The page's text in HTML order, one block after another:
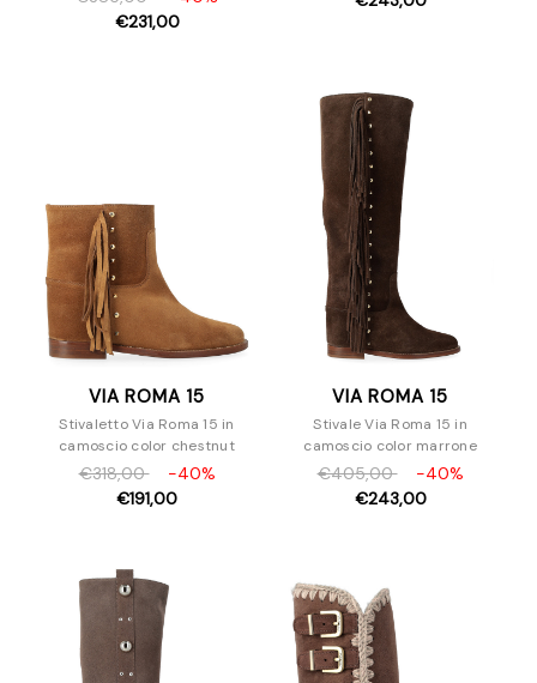
€231,00
VIA ROMA 15
Stivaletto Via Roma 15 in
camoscio color chestnut
€318,00
-40%
€191,00
VIA ROMA 15
Stivale Via Roma 15 in
camoscio color marrone
€405,00
-40%
€243,00